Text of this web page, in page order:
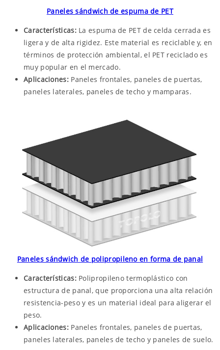
Paneles sándwich de espuma de PET
Características:La espuma de PET de celda cerrada es
ligera y de alta rigidez. Este material es reciclable y, en
términos de protección ambiental, el PET reciclado es
muy popular en el mercado.
Aplicaciones:Paneles frontales, paneles de puertas,
paneles laterales, paneles de techo y mamparas.
Paneles sándwich de polipropileno en forma de panal
Características:Polipropileno termoplástico con
estructura de panal, que proporciona una alta relación
resistencia-peso y es un material ideal para aligerar el
peso.
Aplicaciones:Paneles frontales, paneles de puertas,
paneles laterales, paneles de techo y paneles de suelo.